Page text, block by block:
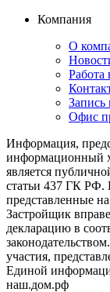
Компания
О
Работа
Запись
Офис
Информация,
информационный
является
статьи 437 ГК РФ.
представленные
Застройщик
декларацию в
участия,
Единой
наш.дом.рф